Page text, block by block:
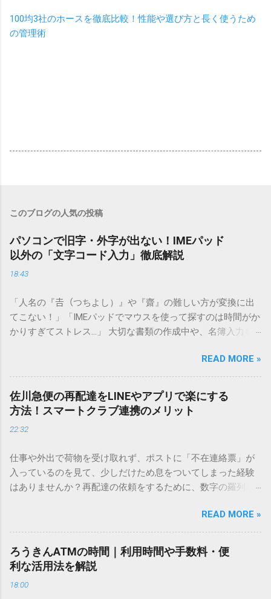
100均3社のホースを徹底比較！性能や選び方と長く使うため
の管理術
このブログの人気の投稿
パソコンで旧字・外字が出ない！IMEパッド
以外の「文字コード入力」徹底解説
18:43
「人名の『𠮷（つちよし）』や『齋』の難しい方が変換に出
てこない！」「IMEパッドでマウスを使って探すのは時間がか
かりすぎてストレス…」 大切な書類の作成中や、名簿入力を
てしまいますよね。多くの人が「IMEパッド（手書き入力）」
を使いますが、実はマウスで一画ずつ書くのは非効率です
し、似た漢字が多すぎて結局見つからないことも少なくあり
ません。 そこで今回は、IMEパッドを使わずに、特定のコー
ドを打ち込むだけで一瞬で旧字や外字、特殊記号を呼び出す
「文字コード入力」のテクニックを詳しく解説します。 この
必要はありません。 1. なぜ「変換」しても旧字・外字が出て
こないのか？ そもそも、なぜ普通の変換で出てこない漢字が
あるのでしょうか。その理由は、パソコンが文字を認識する
は、JIS規格（日本産業規格）によって「第1水準」「第2水
準」といった形で整理されています。しかし、人名や地名に
使われる非常に古い漢字（旧字）や、特定の組織だけで作ら
れた「外字」は、この一般的な変換リストに含まれていない
READ MORE »
佐川急便の再配達をLINEやアプリで楽にする
方法！スマートクラブ連携のメリット
22:32
仕事や外出で荷物を受け取れず、ポストに「不在連絡票」が
入っているのを見て、少しだけため息をついてしまった経験
はありませんか？再配達の依頼をするために、数字の羅列を
ことに申し訳なさを感じたりすることもあるかもしれませ
ん。 「もっとスムーズに、自分のタイミングで受け取りた
い」 「わざわざ電話をかけずに、スマホ一つで完結させた
い」 そんな願いを叶えてくれるのが、佐川急便の会員制サー
ビス「スマートクラブ」と、LINEや公式アプリの連携です。
これらを活用するだけで、再配達のストレスは驚くほど軽く
READ MORE »
ろうきんATMの時間｜利用時間や手数料・便
利な活用法を解説
18:00